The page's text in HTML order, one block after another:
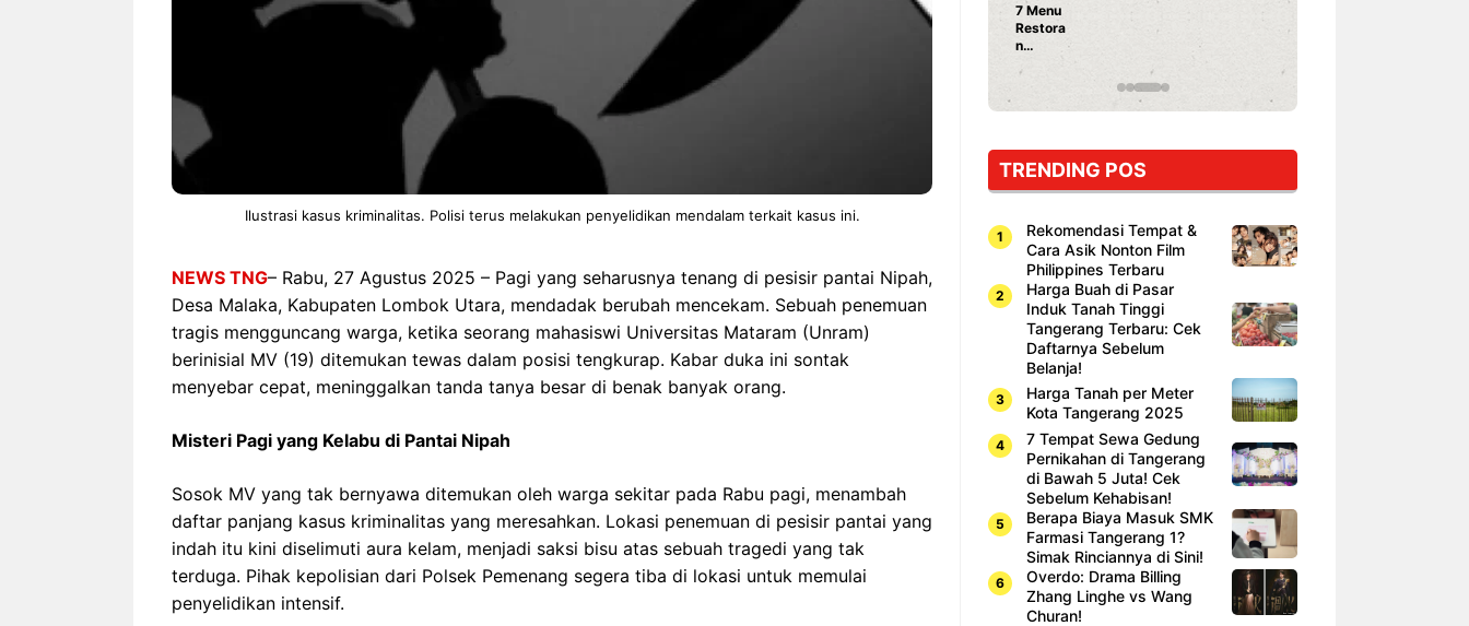
Ilustrasi kasus kriminalitas. Polisi terus melakukan penyelidikan mendalam terkait kasus ini.
NEWS TNG– Rabu, 27 Agustus 2025 – Pagi yang seharusnya tenang di pesisir pantai Nipah,
Desa Malaka, Kabupaten Lombok Utara, mendadak berubah mencekam. Sebuah penemuan
tragis mengguncang warga, ketika seorang mahasiswi Universitas Mataram (Unram)
berinisial MV (19) ditemukan tewas dalam posisi tengkurap. Kabar duka ini sontak
menyebar cepat, meninggalkan tanda tanya besar di benak banyak orang.
Misteri Pagi yang Kelabu di Pantai Nipah
Sosok MV yang tak bernyawa ditemukan oleh warga sekitar pada Rabu pagi, menambah
daftar panjang kasus kriminalitas yang meresahkan. Lokasi penemuan di pesisir pantai yang
indah itu kini diselimuti aura kelam, menjadi saksi bisu atas sebuah tragedi yang tak
terduga. Pihak kepolisian dari Polsek Pemenang segera tiba di lokasi untuk memulai
penyelidikan intensif.
Nunung Srimulat & Vicky
Prasetyo Buka Restoran
Sambut 2026, Kakkoii
You Can Eat Mulai Rp
145.000
Dari Iseng Jadi Cuan: Kisah
TUM_ATUL yang Ubah
Hampers Jadi Bisnis Kece
7 Menu
Restora
n
yang
Dicoba,
Cuma
Sushi!
TRENDING POS
Rekomendasi Tempat &
Cara Asik Nonton Film
Philippines Terbaru
Harga Buah di Pasar
Induk Tanah Tinggi
Tangerang Terbaru: Cek
Daftarnya Sebelum
Belanja!
Harga Tanah per Meter
Kota Tangerang 2025
7 Tempat Sewa Gedung
Pernikahan di Tangerang
di Bawah 5 Juta! Cek
Sebelum Kehabisan!
Berapa Biaya Masuk SMK
Farmasi Tangerang 1?
Simak Rinciannya di Sini!
Overdo: Drama Billing
Zhang Linghe vs Wang
Churan!